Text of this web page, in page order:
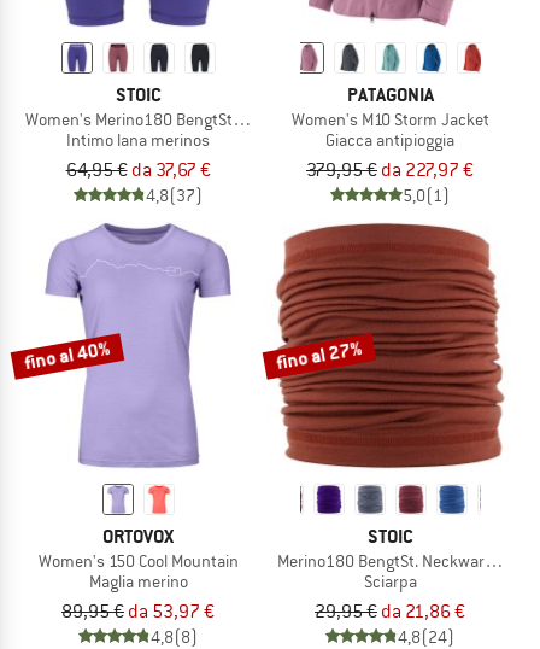
STOIC
Women's Merino180 BengtSt. Short Pants
Intimo lana merinos
64,95 € da 37,67 €
4,8(37)
PATAGONIA
Women's M10 Storm Jacket
Giacca antipioggia
379,95 € da 227,97 €
5,0(1)
fino al 40%
ORTOVOX
Women's 150 Cool Mountain
Maglia merino
89,95 € da 53,97 €
4,8(8)
fino al 27%
STOIC
Merino180 BengtSt. Neckwarmer
Sciarpa
29,95 € da 21,86 €
4,8(24)